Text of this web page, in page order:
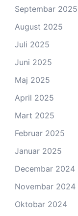
Septembar 2025
August 2025
Juli 2025
Juni 2025
Maj 2025
April 2025
Mart 2025
Februar 2025
Januar 2025
Decembar 2024
Novembar 2024
Oktobar 2024